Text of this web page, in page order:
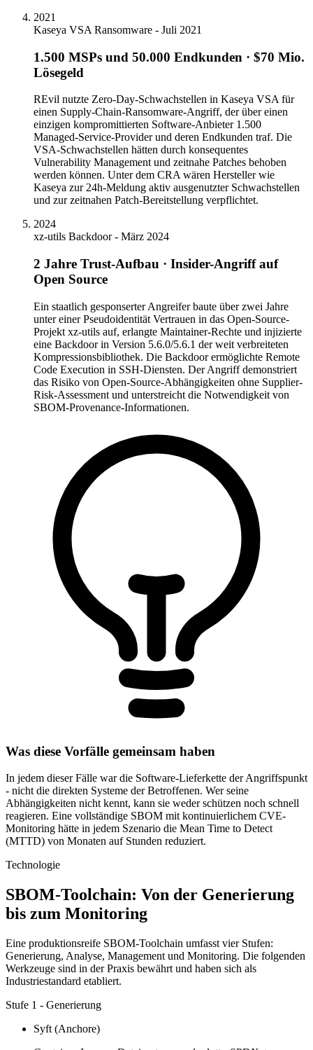
2021
Kaseya VSA Ransomware - Juli 2021
1.500 MSPs und 50.000 Endkunden · $70 Mio.
Lösegeld
REvil nutzte Zero-Day-Schwachstellen in Kaseya VSA für
einen Supply-Chain-Ransomware-Angriff, der über einen
einzigen kompromittierten Software-Anbieter 1.500
Managed-Service-Provider und deren Endkunden traf. Die
VSA-Schwachstellen hätten durch konsequentes
Vulnerability Management und zeitnahe Patches behoben
werden können. Unter dem CRA wären Hersteller wie
Kaseya zur 24h-Meldung aktiv ausgenutzter Schwachstellen
und zur zeitnahen Patch-Bereitstellung verpflichtet.
2024
xz-utils Backdoor - März 2024
2 Jahre Trust-Aufbau · Insider-Angriff auf
Open Source
Ein staatlich gesponserter Angreifer baute über zwei Jahre
unter einer Pseudoidentität Vertrauen in das Open-Source-
Projekt xz-utils auf, erlangte Maintainer-Rechte und injizierte
eine Backdoor in Version 5.6.0/5.6.1 der weit verbreiteten
Kompressionsbibliothek. Die Backdoor ermöglichte Remote
Code Execution in SSH-Diensten. Der Angriff demonstriert
das Risiko von Open-Source-Abhängigkeiten ohne Supplier-
Risk-Assessment und unterstreicht die Notwendigkeit von
SBOM-Provenance-Informationen.
Was diese Vorfälle gemeinsam haben
In jedem dieser Fälle war die Software-Lieferkette der Angriffspunkt
- nicht die direkten Systeme der Betroffenen. Wer seine
Abhängigkeiten nicht kennt, kann sie weder schützen noch schnell
reagieren. Eine vollständige SBOM mit kontinuierlichem CVE-
Monitoring hätte in jedem Szenario die Mean Time to Detect
(MTTD) von Monaten auf Stunden reduziert.
Technologie
SBOM-Toolchain: Von der Generierung
bis zum Monitoring
Eine produktionsreife SBOM-Toolchain umfasst vier Stufen:
Generierung, Analyse, Management und Monitoring. Die folgenden
Werkzeuge sind in der Praxis bewährt und haben sich als
Industriestandard etabliert.
Stufe 1 - Generierung
Syft (Anchore)